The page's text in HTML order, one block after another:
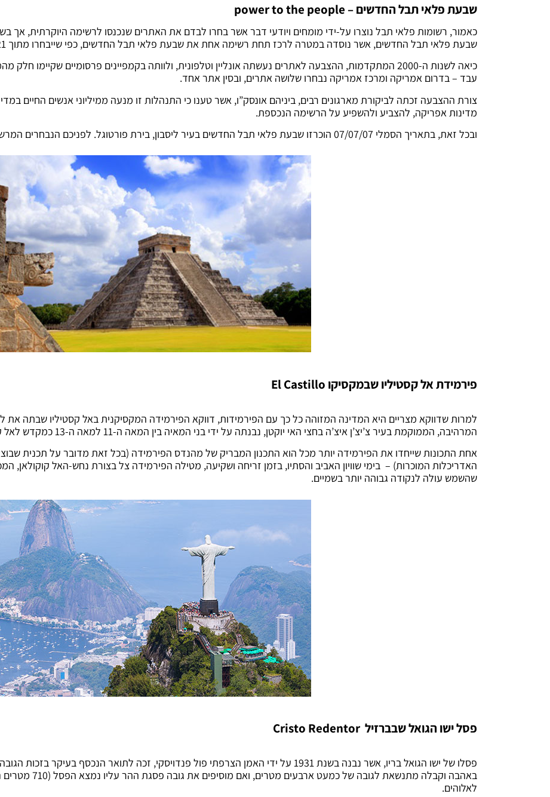
שבעת פלאי תבל החדשים – power to the people
שבעת פלאי תבל החדשים, אשר נוסדה במטרה לרכז תחת רשימה אחת את שבעת פלאי תבל החדשים, כפי שייבחרו מתוך 21 מועמדים על-ידי הציבור.
כיאה לשנות ה-2000 המתקדמות, ההצבעה לאתרים נעשתה אונליין וטלפונית, ולוותה בקמפיינים פרסומיים
עבד – בדרום אמריקה ומרכז אמריקה נבחרו שלושה אתרים, ובסין אתר אחד.
צורת ההצבעה זכתה לביקורת מארגונים רבים, ביניהם אונסק”ו, אשר טענו כי התנהלות זו מנעה ממיליוני אנשים החיים
מדינות אפריקה, להצביע ולהשפיע על הרשימה הנכספת.
ובכל זאת, בתאריך הסמלי 07/07/07 הוכרזו שבעת פלאי תבל החדשים בעיר ליסבון, בירת פורטוגל. לפניכם הנבחרים המרשימים אשר ללא כל ספק מצדיקים את בחירתם.
פירמידת אל קסטיליו שבמקסיקו
למרות שדווקא מצריים היא המדינה המזוהה כל כך עם הפירמידות, דווקא הפירמידה המקסיקנית באל קסטיליו שבתה את
המרהיבה, הממוקמת בעיר צ’יצ’ן איצ’ה בחצי האי יוקטן, נבנתה על ידי בני המאיה בין המאה ה-11 למאה ה-13 כמקדש לאל קוקולאן.
אחת התכונות שייחדו את הפירמידה יותר מכל הוא התכנון המבריק של מהנדס הפירמידה (בכל זאת מדובר על תכנית
האדריכלות המוכרות) – בימי שוויון האביב והסתיו, בזמן זריחה ושקיעה, מטילה הפירמידה צל בצורת נחש-האל קוקולאן,
שהשמש עולה לנקודה גבוהה יותר בשמיים.
פסל ישו הגואל שבברזיל Cristo Redentor
פסלו של ישו הגואל בריו, אשר נבנה בשנת 1931 על ידי האמן הצרפתי פול פנדויסקי, זכה לתואר הנכסף
באהבה וקבלה מתנשאת
לאלוהים.